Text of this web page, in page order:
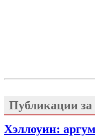
Публикации за
Хэллоуин: